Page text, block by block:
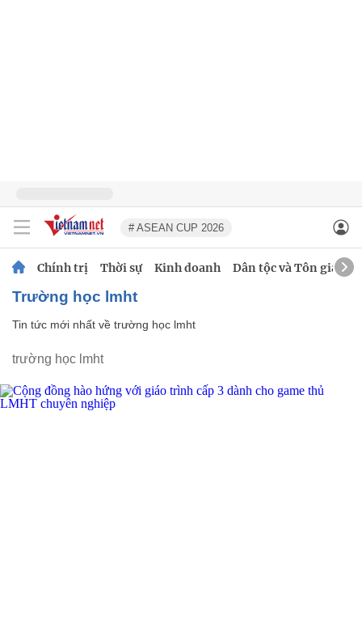
# ASEAN CUP 2026
Chính trị Thời sự Kinh doanh Dân tộc và Tôn giáo
trường học lmht
Tin tức mới nhất về trường học lmht
trường học lmht